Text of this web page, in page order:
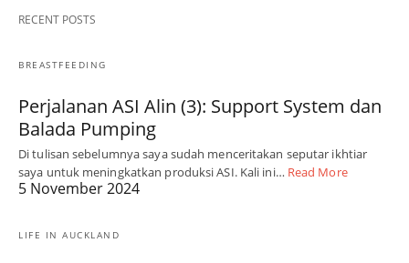
RECENT POSTS
BREASTFEEDING
Perjalanan ASI Alin (3): Support System dan
Balada Pumping
Di tulisan sebelumnya saya sudah menceritakan seputar ikhtiar
saya untuk meningkatkan produksi ASI. Kali ini… Read More
5 November 2024
LIFE IN AUCKLAND